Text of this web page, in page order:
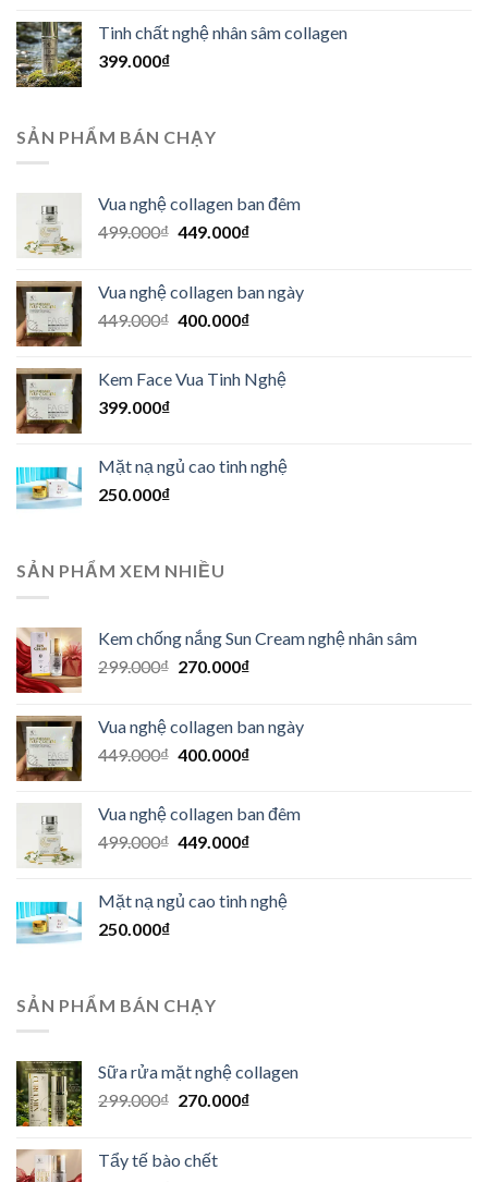
499.000₫.là:
Tinh chất nghệ nhân sâm collagen
399.000₫
SẢN PHẨM BÁN CHẠY
Vua nghệ collagen ban đêm
499.000₫ Giá
499.000₫.
449.000₫Giá
là:
449.000₫.
Vua nghệ collagen ban ngày
449.000₫ Giá
449.000₫.
400.000₫Giá
là:
Kem Face Vua Tinh Nghệ
399.000₫
Mặt nạ ngủ cao tinh nghệ
250.000₫
SẢN PHẨM XEM NHIỀU
Kem chống nắng Sun Cream nghệ nhân sâm
299.000₫ Giá
299.000₫.
270.000₫Giá
là:
270.000₫.
Vua nghệ collagen ban ngày
449.000₫ Giá
449.000₫.
400.000₫Giá
là:
400.000₫.
Vua nghệ collagen ban đêm
499.000₫ Giá
499.000₫.
449.000₫Giá
là:
Mặt nạ ngủ cao tinh nghệ
250.000₫
SẢN PHẨM BÁN CHẠY
Sữa rửa mặt nghệ collagen
299.000₫ Giá
299.000₫.
270.000₫Giá
Tẩy tế bào chết